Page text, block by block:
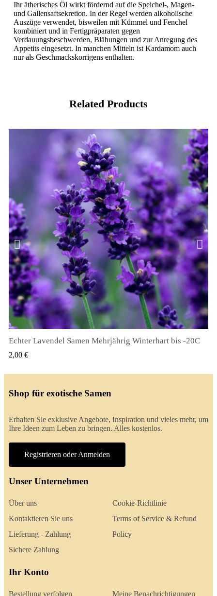
Ihr ätherisches Öl wirkt fördernd auf die Speichel-, Magen-
und Gallensaftsekretion. In der Regel werden alkoholische
Auszüge verwendet, bisweilen mit Kümmel und Fenchel
kombiniert und in Fertigpräparaten gegen
Verdauungsbeschwerden, Blähungen und zur Anregung des
Appetits eingesetzt. In manchen Mitteln ist Kardamom auch
nur als Geschmackskorrigens enthalten.
Related Products
QUICK VIEW
Echter Lavendel Samen Mehrjährig Winterhart bis -20C
2,00 €
Shop für exotische Samen
Erhalten Sie exklusive Angebote, Inspiration und vieles mehr, um
Ihre Ideen zum Leben zu bringen. Alles kostenlos.
Registrieren oder Anmelden
Unser Unternehmen
Über uns
Kontaktieren Sie uns
Lieferung - Zahlung
Sichere Zahlung
Cookie-Richtlinie
Terms of Service & Refund
Policy
Ihr Konto
Bestellung verfolgen Meine Benachrichtigungen